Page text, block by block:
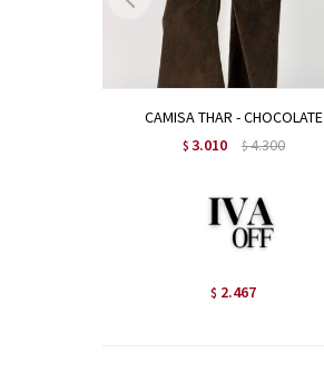
CAMISA THAR - CHOCOLATE
$ 3.010 $4.300
$ 2.467